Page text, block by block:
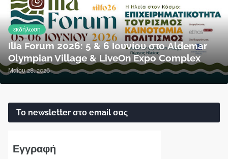
εκδήλωση
Ilia Forum 2026: 5 & 6 Ιουνίου στο Aldemar
Olympian Village & LiveOn Expo Complex
Μαΐου 28, 2026
Το newsletter στο email σας
Εγγραφή